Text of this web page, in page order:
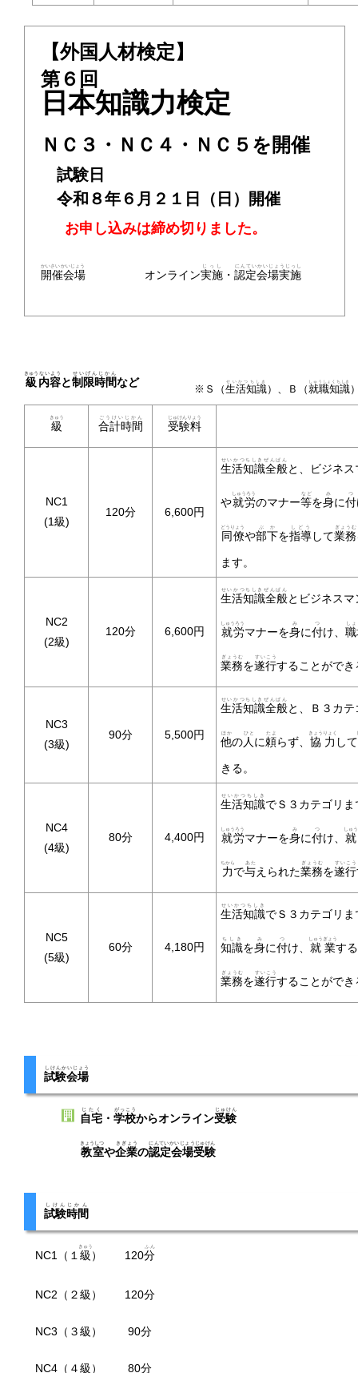
【外国人材検定】
第６回
日本知識力検定
ＮＣ３・ＮＣ４・ＮＣ５を開催
試験日
令和８年６月２１日（日）開催
お申し込みは締め切りました。
開催会場
かいさいかいじょう
オンライン実施
じっし
・ 認定会場実施
にんていかいじょうじっし
級
きゅう
内容
ないよう
と制限時間
せいげんじかん
など
※Ｓ（生活知識
せいかつちしき
）、Ｂ（就職知識
しゅうしょくちしき
級
きゅう
合計時間
ごうけいじかん
受験料
じゅけんりょう
NC1
(1級)
120分 6,600円
生活知識全般
せいかつちしきぜんぱん
と、ビジネ
や就労
しゅうろう
のマナー等
など
を身
み
に付
つ
同僚
どうりょう
や部下
ぶか
を指導
しどう
して業務
ぎょうむ
ます。
NC2
(2級)
120分 6,600円
生活知識全般
せいかつちしきぜんぱん
とビジネス
就労
しゅうろう
マナーを身
み
に付
つ
け、
しょ
業務
ぎょうむ
を遂行
すいこう
することができ
NC3
(3級)
90分 5,500円
生活知識全般
せいかつちしきぜんぱん
と、Ｂ３カ
他
ほか
の人
ひと
に頼
たよ
らず、 協力
きょうりょく
して
きる。
NC4
(4級)
80分 4,400円
生活知識
せいかつちしき
でＳ３カテゴリま
就労
しゅうろう
マナーを身
み
に付
つ
け、
しゅ
力
ちから
で与
あた
えられた業務
ぎょうむ
を遂行
すいこう
NC5
(5級)
60分 4,180円
生活知識
せいかつちしき
でＳ３カテゴリま
知識
ちしき
を身
み
に付
つ
け、 就業
しゅうぎょう
する
業務
ぎょうむ
を遂行
すいこう
することができ
試験会場
しけんかいじょう
自宅
じたく
・ 学校
がっこう
からオンライン受験
じゅけん
教室
きょうしつ
や企業
きぎょう
の認定会場受験
にんていかいじょうじゅけん
試験時間
しけんじかん
NC1（１ 級
きゅう
） 120分
ふん
NC2（２級） 120分
NC3（３級） 90分
NC4（４級） 80分